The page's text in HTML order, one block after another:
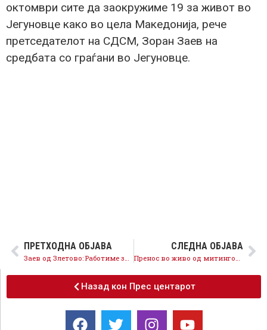
октомври сите да заокружиме 19 за живот во
Јегуновце како во цела Македонија, рече
претседателот на СДСМ, Зоран Заев на
средбата со граѓани во Јегуновце.
ПРЕТХОДНА ОБЈАВА СЛЕДНА ОБЈАВА
Назад кон Прес центарот